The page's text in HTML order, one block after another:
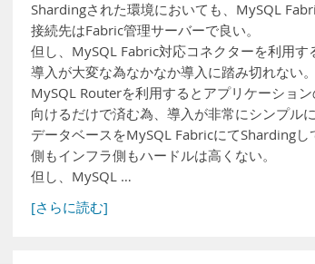
Shardingされた環境においても、MySQL
接続先はFabric管理サーバーで良い。
但し、MySQL Fabric対応コネクターを利用す
導入が大変な為なかなか導入に踏み切れない。
MySQL Routerを利用するとアプリケーショ
向けるだけで済む為、導入が非常にシンプルに
データベースをMySQL FabricにてSharding
側もインフラ側もハードルは高くない。
但し、MySQL …
[さらに読む]